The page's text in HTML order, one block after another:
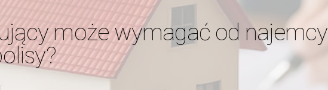
może wymagać od najemcy